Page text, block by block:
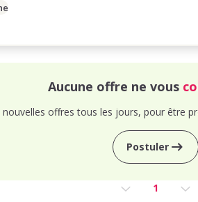
Aucune offre ne vous
offres tous les jours, pour être
Postuler
1